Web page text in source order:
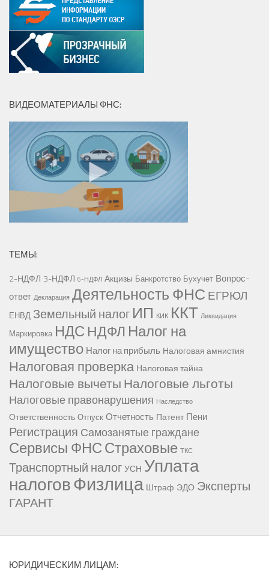
ВИДЕОМАТЕРИАЛЫ ФНС:
ТЕМЫ:
2-НДФЛ 3-НДФЛ 6-НДФЛ Акцизы Банкротство Бухучет Вопрос-
ответ Декларация Деятельность ФНС ЕГРЮЛ
ЕНВД Земельный налог ИП КИК ККТ Ликвидация
Маркировка НДС НДФЛ Налог на
имущество Налог на прибыль Налоговая амнистия
Налоговая проверка Налоговая тайна
Налоговые вычетыНалоговые льготы
Налоговые правонарушения Наследство
Ответственность Отпуск Отчетность Патент Пени
Регистрация Самозанятые граждане
Сервисы ФНССтраховые ТКС
Транспортный налогУСН Уплата
налоговФизлица Штраф ЭДО Эксперты
ГАРАНТ
ЮРИДИЧЕСКИМ ЛИЦАМ: